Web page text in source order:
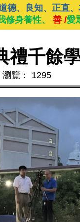
德、良知、正直
修身養性、 善 /愛
禮千餘
瀏覽： 1295